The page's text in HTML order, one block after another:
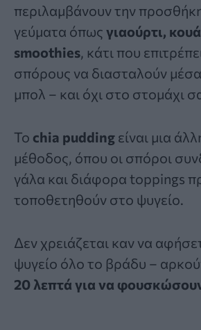
περιλαμβάνουν την
γεύματα όπως γιαούρτι,
smoothies, κάτι που
σπόρους να διασταλούν
μπολ – και όχι στο στομάχι
Το chia pudding είναι μια
μέθοδος, όπου οι σπόροι
γάλα και διάφορα toppings
τοποθετηθούν στο ψυγείο.
Δεν χρειάζεται καν να
ψυγείο όλο το βράδυ –
20 λεπτά για να